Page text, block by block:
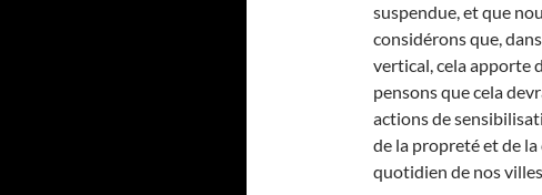
suspendue, et que
considérons que,
vertical, cela apporte
pensons que cela
actions de
de la propreté et de
quotidien de nos